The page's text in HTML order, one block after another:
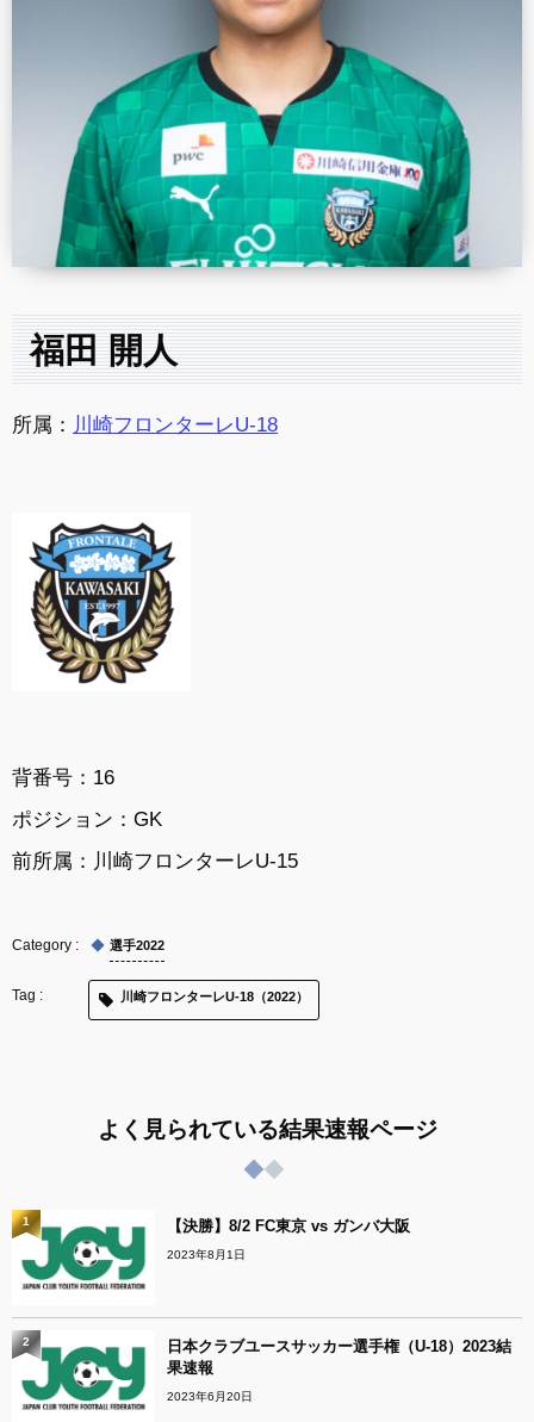
福田 開人
所属： 川崎フロンターレU-18
背番号：16
ポジション：GK
前所属：川崎フロンターレU-15
選手2022
川崎フロンターレU-18（2022）
よく見られている結果速報ページ
【決勝】8/2 FC東京 vs ガンバ大阪
2023年8月1日
1
日本クラブユースサッカー選手権（U-18）2023結
果速報
2023年6月20日
2